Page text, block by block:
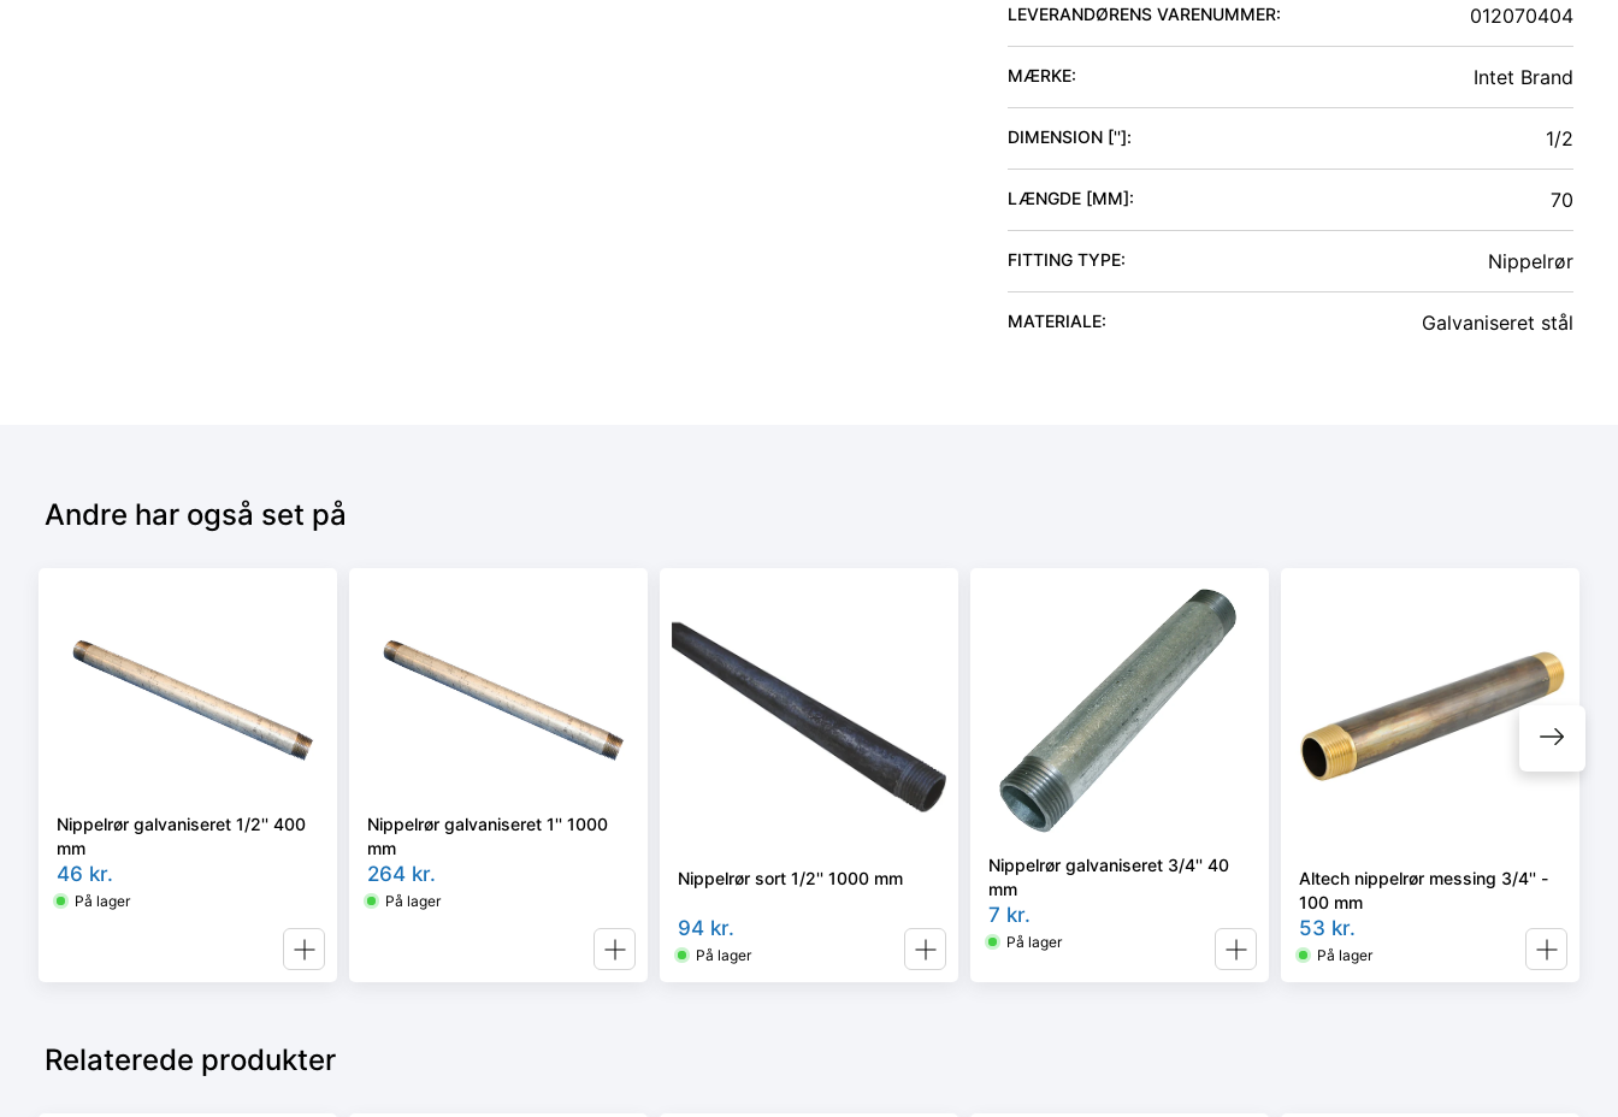
LEVERANDØRENS VARENUMMER: 012070404
MÆRKE: Intet Brand
DIMENSION ['']: 1/2
LÆNGDE [MM]: 70
FITTING TYPE: Nippelrør
MATERIALE: Galvaniseret stål
Andre har også set på
Nippelrør galvaniseret 1/2'' 400
mm
46 kr.
På lager
Nippelrør galvaniseret 1'' 1000
mm
264 kr.
På lager
Nippelrør sort 1/2'' 1000 mm
94 kr.
På lager
Nippelrør galvaniseret 3/4'' 40
mm
7 kr.
På lager
Altech nippelrør messing 3/4'' -
100 mm
53 kr.
På lager
Relaterede produkter